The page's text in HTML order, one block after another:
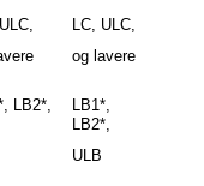
LC, ULC,
og lavere
LB2*,
LB1*,
LB2*,
ULB